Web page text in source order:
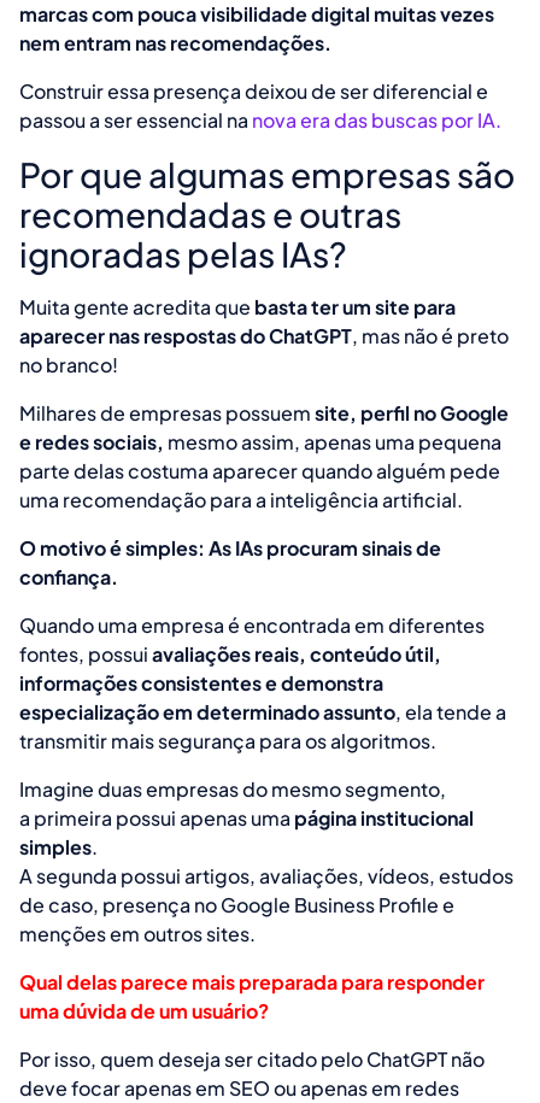
marcas com pouca visibilidade digital muitas vezes
nem entram nas recomendações.
Construir essa presença deixou de ser diferencial e
passou a ser essencial na nova era das buscas por IA.
Por que algumas empresas são
recomendadas e outras
ignoradas pelas IAs?
Muita gente acredita que basta ter um site para
aparecer nas respostas do ChatGPT, mas não é preto
no branco!
Milhares de empresas possuemsite, perfil no Google
e redes sociais, mesmo assim, apenas uma pequena
parte delas costuma aparecer quando alguém pede
uma recomendação para a inteligência artificial.
O motivo é simples: As IAs procuram sinais de
confiança.
Quando uma empresa é encontrada em diferentes
fontes, possuiavaliações reais, conteúdo útil,
informações consistentes e demonstra
especialização em determinado assunto, ela tende a
transmitir mais segurança para os algoritmos.
Imagine duas empresas do mesmo segmento,
a primeira possui apenas uma página institucional
simples.
A segunda possui artigos, avaliações, vídeos, estudos
de caso, presença no Google Business Profile e
menções em outros sites.
Qual delas parece mais preparada para responder
uma dúvida de um usuário?
Por isso, quem deseja ser citado pelo ChatGPT não
deve focar apenas em SEO ou apenas em redes